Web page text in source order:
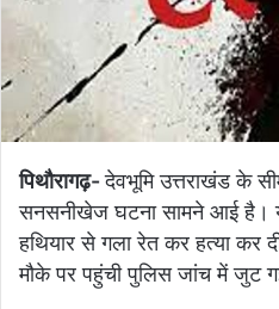
पिथौरागढ़-देवभूमि उत्तराखंड के
सनसनीखेज घटना सामने आई है।
हथियार से गला रेत कर हत्या कर
मौके पर पहुंची पुलिस जांच में जुट